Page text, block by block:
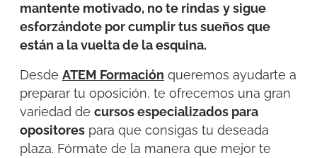
mantente motivado, no te rindas y sigue
esforzándote por cumplir tus sueños que
están a la vuelta de la esquina.
Desde ATEM Formación queremos ayudarte a
preparar tu oposición, te ofrecemos una gran
variedad de cursos especializados para
opositorespara que consigas tu deseada
plaza. Fórmate de la manera que mejor te